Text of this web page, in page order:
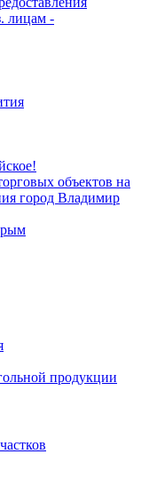
лицам -
объектов на
город Владимир
продукции